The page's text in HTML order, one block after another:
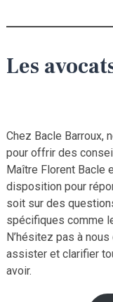
Les
Chez Bacle Barroux,
pour offrir des
Maître Florent Bacle
disposition pour
soit sur des
spécifiques comme
N’hésitez pas à
assister et clarifier
avoir.